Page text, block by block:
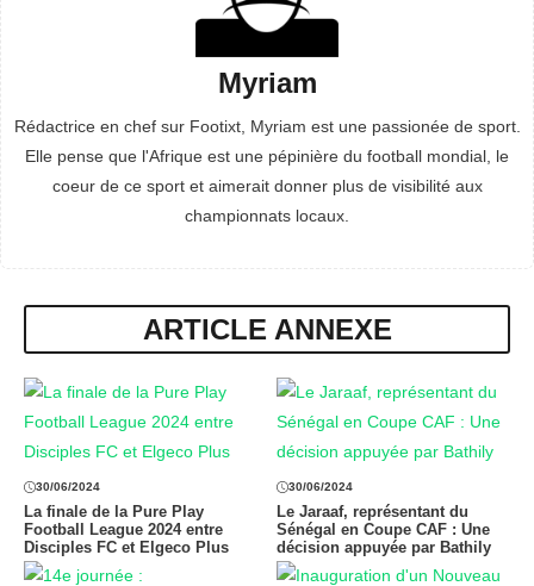
Myriam
Rédactrice en chef sur Footixt, Myriam est une passionée de sport.
Elle pense que l'Afrique est une pépinière du football mondial, le
coeur de ce sport et aimerait donner plus de visibilité aux
championnats locaux.
ARTICLE ANNEXE
30/06/2024
La finale de la Pure Play
Football League 2024 entre
Disciples FC et Elgeco Plus
30/06/2024
Le Jaraaf, représentant du
Sénégal en Coupe CAF : Une
décision appuyée par Bathily